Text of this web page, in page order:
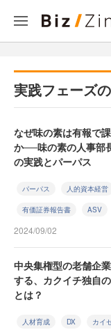
実践フェーズ
なぜ味の素は有報で
か──味の素の人事部
の実践とパーパス
パーパス 人的資本経営
有価証券報告書 ASV
2024/09/02
中央集権型の老舗企
する、カクイチ独自
とは？
人材育成 DX カイ